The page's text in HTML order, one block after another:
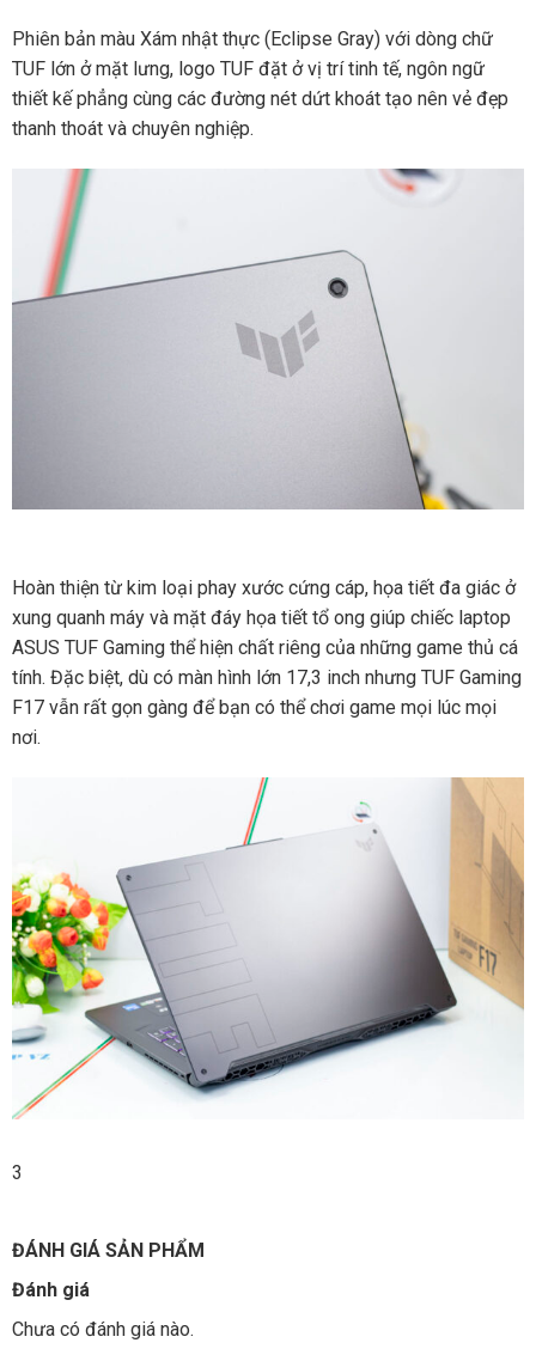
Phiên bản màu Xám nhật thực (Eclipse Gray) với dòng chữ
TUF lớn ở mặt lưng, logo TUF đặt ở vị trí tinh tế, ngôn ngữ
thiết kế phẳng cùng các đường nét dứt khoát tạo nên vẻ đẹp
thanh thoát và chuyên nghiệp.
Hoàn thiện từ kim loại phay xước cứng cáp, họa tiết đa giác ở
xung quanh máy và mặt đáy họa tiết tổ ong giúp chiếc laptop
ASUS TUF Gaming thể hiện chất riêng của những game thủ cá
tính. Đặc biệt, dù có màn hình lớn 17,3 inch nhưng TUF Gaming
F17 vẫn rất gọn gàng để bạn có thể chơi game mọi lúc mọi
nơi.
3
ĐÁNH GIÁ SẢN PHẨM
Đánh giá
Chưa có đánh giá nào.